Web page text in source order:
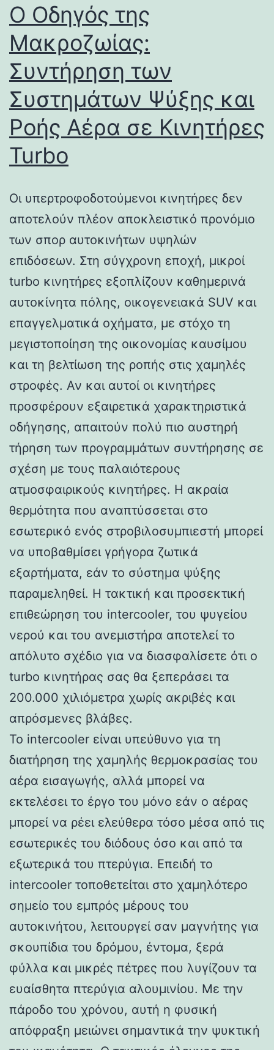
Ο Οδηγός της
Μακροζωίας:
Συντήρηση των
Συστημάτων Ψύξης και
Ροής Αέρα σε Κινητήρες
Turbo
Οι υπερτροφοδοτούμενοι κινητήρες δεν
αποτελούν πλέον αποκλειστικό προνόμιο
των σπορ αυτοκινήτων υψηλών
επιδόσεων. Στη σύγχρονη εποχή, μικροί
turbo κινητήρες εξοπλίζουν καθημερινά
αυτοκίνητα πόλης, οικογενειακά SUV και
επαγγελματικά οχήματα, με στόχο τη
μεγιστοποίηση της οικονομίας καυσίμου
και τη βελτίωση της ροπής στις χαμηλές
στροφές. Αν και αυτοί οι κινητήρες
προσφέρουν εξαιρετικά χαρακτηριστικά
οδήγησης, απαιτούν πολύ πιο αυστηρή
τήρηση των προγραμμάτων συντήρησης σε
σχέση με τους παλαιότερους
ατμοσφαιρικούς κινητήρες. Η ακραία
θερμότητα που αναπτύσσεται στο
εσωτερικό ενός στροβιλοσυμπιεστή μπορεί
να υποβαθμίσει γρήγορα ζωτικά
εξαρτήματα, εάν το σύστημα ψύξης
παραμεληθεί. Η τακτική και προσεκτική
επιθεώρηση του intercooler, του ψυγείου
νερού και του ανεμιστήρα αποτελεί το
απόλυτο σχέδιο για να διασφαλίσετε ότι ο
turbo κινητήρας σας θα ξεπεράσει τα
200.000 χιλιόμετρα χωρίς ακριβές και
απρόσμενες βλάβες.
Το intercooler είναι υπεύθυνο για τη
διατήρηση της χαμηλής θερμοκρασίας του
αέρα εισαγωγής, αλλά μπορεί να
εκτελέσει το έργο του μόνο εάν ο αέρας
μπορεί να ρέει ελεύθερα τόσο μέσα από τις
εσωτερικές του διόδους όσο και από τα
εξωτερικά του πτερύγια. Επειδή το
intercooler τοποθετείται στο χαμηλότερο
σημείο του εμπρός μέρους του
αυτοκινήτου, λειτουργεί σαν μαγνήτης για
σκουπίδια του δρόμου, έντομα, ξερά
φύλλα και μικρές πέτρες που λυγίζουν τα
ευαίσθητα πτερύγια αλουμινίου. Με την
πάροδο του χρόνου, αυτή η φυσική
απόφραξη μειώνει σημαντικά την ψυκτική